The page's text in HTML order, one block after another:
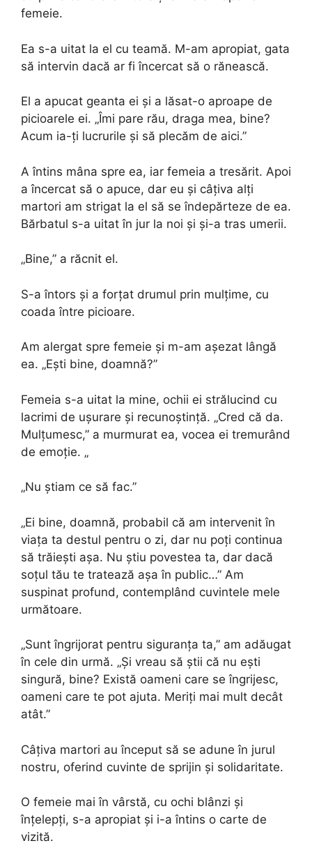
femeie.
Ea s-a uitat la el cu teamă. M-am apropiat, gata
să intervin dacă ar fi încercat să o rănească.
El a apucat geanta ei și a lăsat-o aproape de
picioarele ei. „Îmi pare rău, draga mea, bine?
Acum ia-ți lucrurile și să plecăm de aici.”
A întins mâna spre ea, iar femeia a tresărit. Apoi
a încercat să o apuce, dar eu și câțiva alți
martori am strigat la el să se îndepărteze de ea.
Bărbatul s-a uitat în jur la noi și și-a tras umerii.
„Bine,” a răcnit el.
S-a întors și a forțat drumul prin mulțime, cu
coada între picioare.
Am alergat spre femeie și m-am așezat lângă
ea. „Ești bine, doamnă?”
Femeia s-a uitat la mine, ochii ei strălucind cu
lacrimi de ușurare și recunoștință. „Cred că da.
Mulțumesc,” a murmurat ea, vocea ei tremurând
de emoție. „
„Nu știam ce să fac.”
„Ei bine, doamnă, probabil că am intervenit în
viața ta destul pentru o zi, dar nu poți continua
să trăiești așa. Nu știu povestea ta, dar dacă
soțul tău te tratează așa în public…” Am
suspinat profund, contemplând cuvintele mele
următoare.
„Sunt îngrijorat pentru siguranța ta,” am adăugat
în cele din urmă. „Și vreau să știi că nu ești
singură, bine? Există oameni care se îngrijesc,
oameni care te pot ajuta. Meriți mai mult decât
atât.”
Câțiva martori au început să se adune în jurul
nostru, oferind cuvinte de sprijin și solidaritate.
O femeie mai în vârstă, cu ochi blânzi și
înțelepți, s-a apropiat și i-a întins o carte de
vizită.